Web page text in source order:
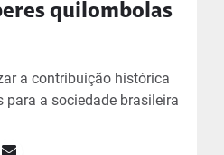
quilombolas
a contribuição histórica
para a sociedade brasileira